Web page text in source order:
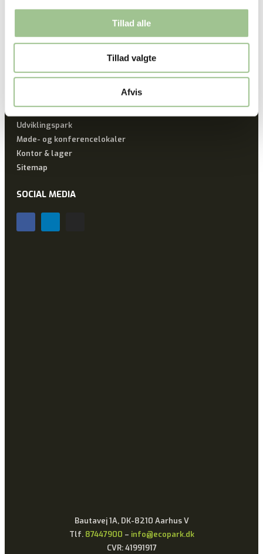
Tillad alle
Tillad valgte
Afvis
kontakt ecopark
Udviklingspark
Møde- og konferencelokaler
Kontor & lager
Sitemap
SOCIAL MEDIA
Bautavej 1A, DK-8210 Aarhus V
Tlf. 87447900 – info@ecopark.dk
CVR: 41991917